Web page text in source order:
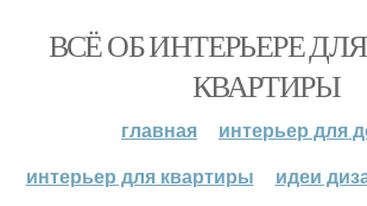
ВСЁ ОБ ИНТЕРЬЕРЕ
КВАРТИРЫ
главная
интерьер для
интерьер для квартиры
идеи